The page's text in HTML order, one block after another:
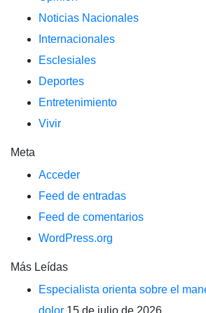
Noticias Nacionales
Internacionales
Esclesiales
Deportes
Entretenimiento
Vivir
Meta
Acceder
Feed de entradas
Feed de comentarios
WordPress.org
Más Leídas
Especialista orienta sobre el
dolor 15 de julio de 2026